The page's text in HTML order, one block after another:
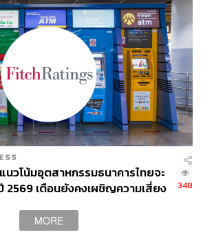
ม THE STANDARD WEALTH
วโน้มอุตสาหกรรมธนาคารไทยจะ
2569 เตือนยังคงเผชิญความเสี่ยง
348
MORE